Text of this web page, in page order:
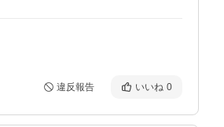
違反報告 いいね 0